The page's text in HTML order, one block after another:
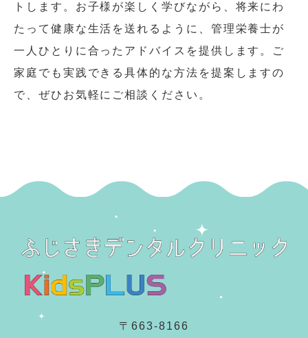
トします。お子様が楽しく学びながら、将来にわ
たって健康な生活を送れるように、管理栄養士が
一人ひとりに合ったアドバイスを提供します。ご
家庭でも実践できる具体的な方法を提案しますの
で、ぜひお気軽にご相談ください。
〒663-8166